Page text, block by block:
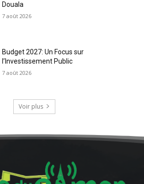
Douala
7 août 2026
Budget 2027: Un Focus sur
l’Investissement Public
7 août 2026
Voir plus